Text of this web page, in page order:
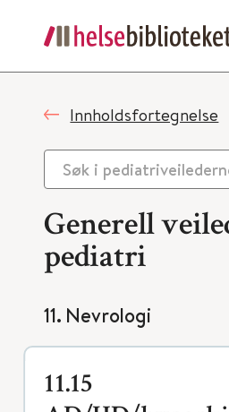
Innholdsfortegnelse
Generell
pediatri
11. Nevrologi
11.15